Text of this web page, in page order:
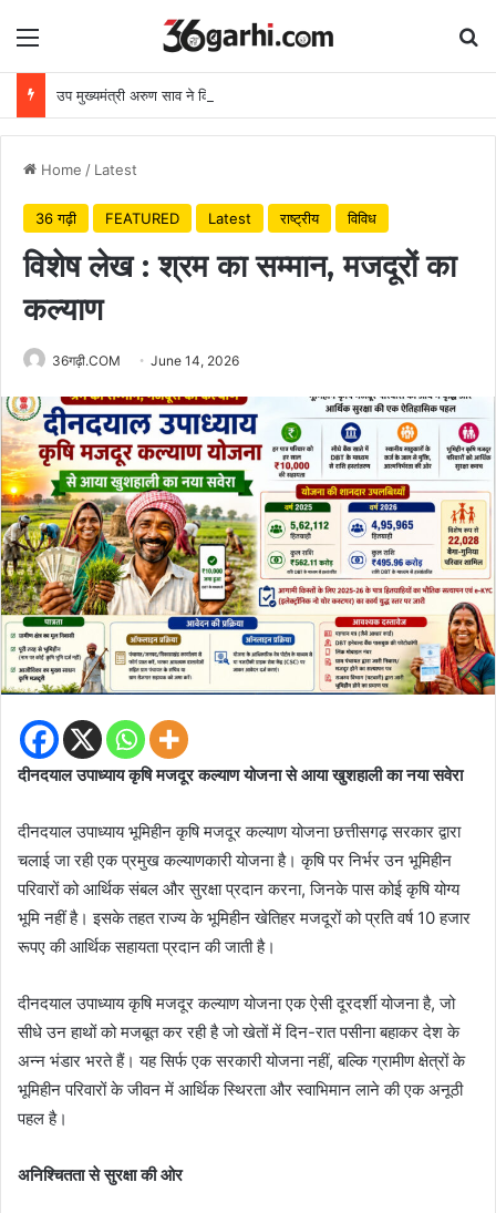
Menu
Home / Latest
36 गढ़ी FEATURED Latest राष्ट्रीय विविध
विशेष लेख : श्रम का सम्मान, मजदूरों का
कल्याण
36गढ़ी.COM June 14, 2026
दीनदयाल उपाध्याय कृषि मजदूर कल्याण योजना से आया खुशहाली का नया सवेरा
दीनदयाल उपाध्याय भूमिहीन कृषि मजदूर कल्याण योजना छत्तीसगढ़ सरकार द्वारा
चलाई जा रही एक प्रमुख कल्याणकारी योजना है। कृषि पर निर्भर उन भूमिहीन
परिवारों को आर्थिक संबल और सुरक्षा प्रदान करना, जिनके पास कोई कृषि योग्य
भूमि नहीं है। इसके तहत राज्य के भूमिहीन खेतिहर मजदूरों को प्रति वर्ष 10 हजार
रूपए की आर्थिक सहायता प्रदान की जाती है।
दीनदयाल उपाध्याय कृषि मजदूर कल्याण योजना एक ऐसी दूरदर्शी योजना है, जो
सीधे उन हाथों को मजबूत कर रही है जो खेतों में दिन-रात पसीना बहाकर देश के
अन्न भंडार भरते हैं। यह सिर्फ एक सरकारी योजना नहीं, बल्कि ग्रामीण क्षेत्रों के
भूमिहीन परिवारों के जीवन में आर्थिक स्थिरता और स्वाभिमान लाने की एक अनूठी
पहल है।
अनिश्चितता से सुरक्षा की ओर